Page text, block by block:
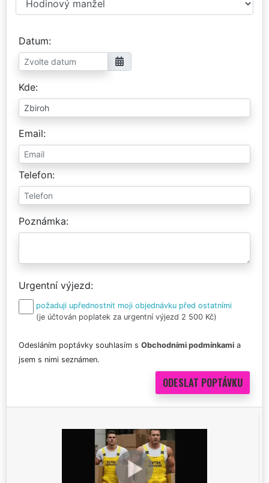
Datum
Kde
Email
Telefon
Poznámka
Urgentní výjezd
požaduji upřednostnit moji objednávku před ostatními
(je účtován poplatek za urgentní výjezd 2 500 Kč)
Odesláním poptávky souhlasím s Obchodními podmínkami a
jsem s nimi seznámen.